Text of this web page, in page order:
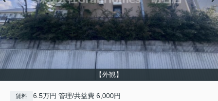
【外観】
賃料 6.5万円 管理/共益費 6,000円